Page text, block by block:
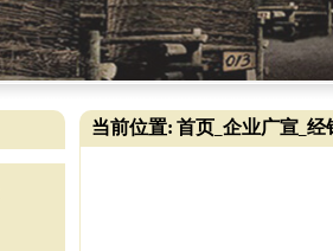
当前位置: 首页 企业广宣 经